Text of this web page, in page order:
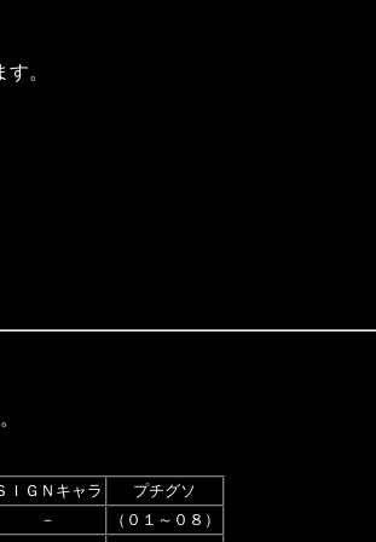
。
ＩＧＮキャラ
プチグソ
－
（０１～０８）